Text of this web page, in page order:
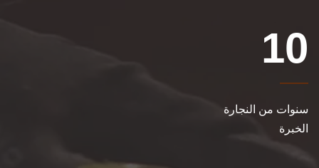
10
سنوات من النجارة
الخبرة